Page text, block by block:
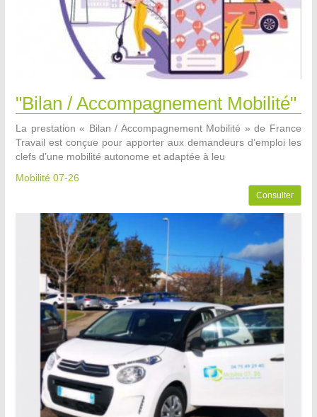
"Bilan / Accompagnement Mobilité"
La prestation « Bilan / Accompagnement Mobilité » de France
Travail est conçue pour apporter aux demandeurs d’emploi les
clefs d’une mobilité autonome et adaptée à leu
Mobilité 07-26
Consulter